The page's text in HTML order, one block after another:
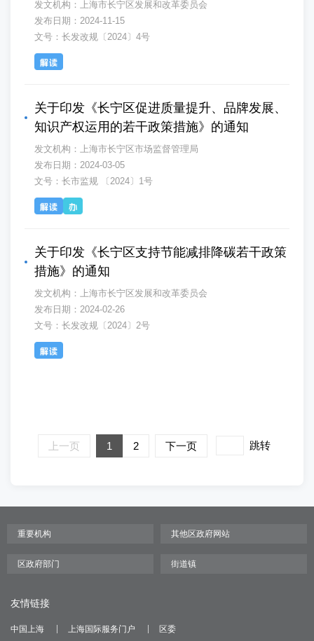
发文机构：上海市长宁区发展和改革委员会
发布日期：2024-11-15
文号：长发改规〔2024〕4号
关于印发《长宁区促进质量提升、品牌发展、
知识产权运用的若干政策措施》的通知
发文机构：上海市长宁区市场监督管理局
发布日期：2024-03-05
文号：长市监规 〔2024〕1号
关于印发《长宁区支持节能减排降碳若干政策
措施》的通知
发文机构：上海市长宁区发展和改革委员会
发布日期：2024-02-26
文号：长发改规〔2024〕2号
上一页 1 2 下一页 跳转
友情链接
中国上海 上海国际服务门户 区委